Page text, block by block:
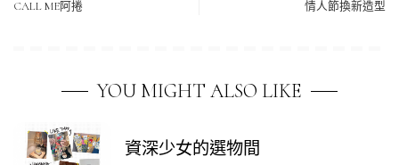
CALL ME阿捲 情人節換新造型
YOU MIGHT ALSO LIKE
資深少女的選物間